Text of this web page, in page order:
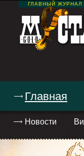
ГЛАВНЫЙ
Главная
Новости